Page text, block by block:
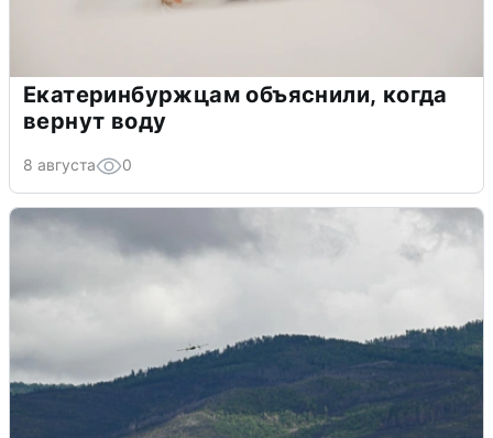
Екатеринбуржцам объяснили, когда
вернут воду
8 августа 0